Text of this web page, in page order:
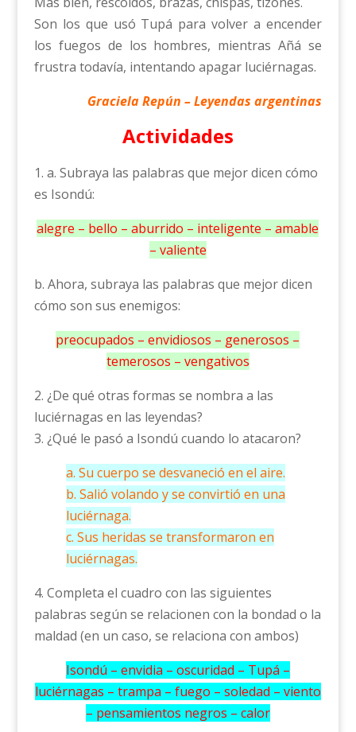
Son los que usó Tupá para volver a encender
los fuegos de los hombres, mientras Añá se
frustra todavía, intentando apagar luciérnagas.
Graciela Repún – Leyendas argentinas
Actividades
1. a. Subraya las palabras que mejor dicen cómo
es Isondú:
alegre – bello – aburrido – inteligente – amable
– valiente
b. Ahora, subraya las palabras que mejor dicen
cómo son sus enemigos:
preocupados – envidiosos – generosos –
temerosos – vengativos
2. ¿De qué otras formas se nombra a las
luciérnagas en las leyendas?
3. ¿Qué le pasó a Isondú cuando lo atacaron?
a. Su cuerpo se desvaneció en el aire.
b. Salió volando y se convirtió en una
luciérnaga.
c. Sus heridas se transformaron en
luciérnagas.
4. Completa el cuadro con las siguientes
palabras según se relacionen con la bondad o la
maldad (en un caso, se relaciona con ambos)
Isondú – envidia – oscuridad – Tupá –
luciérnagas – trampa – fuego – soledad – viento
– pensamientos negros – calor